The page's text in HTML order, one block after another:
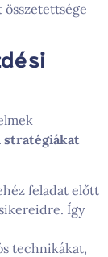
összetettsége
stratégiákat
feladat előtt
Így
technikákat,